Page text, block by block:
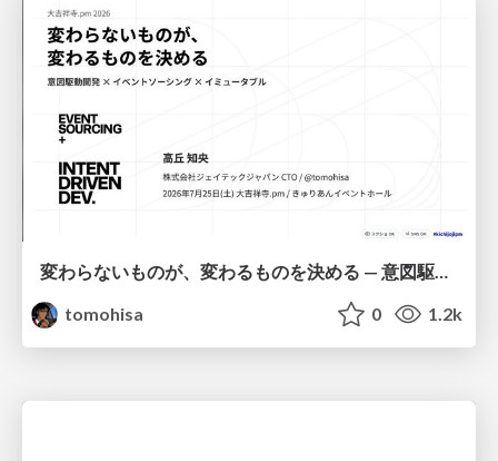
変わらないものが、変わるものを決める — 意図駆動開発 × イベントソーシング × イミュータブル | What Doesn't Change Decides What Can — IDD × Event Sourcing × Immutability
tomohisa
0 1.2k